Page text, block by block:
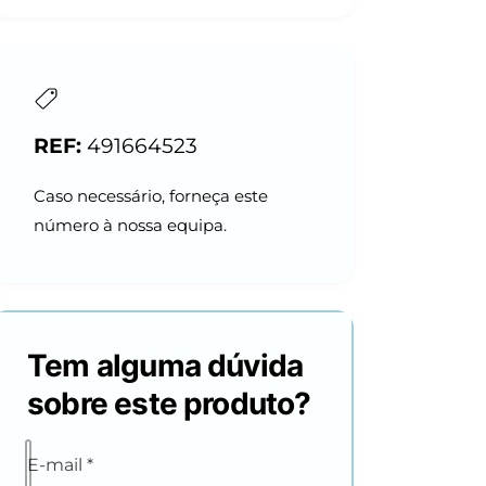
491664523
Caso necessário, forneça este
número à nossa equipa.
Tem alguma dúvida
sobre este produto?
E-mail *